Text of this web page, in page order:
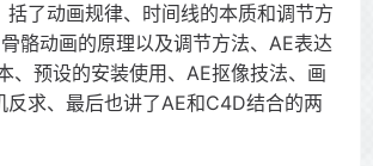
括了动画规律、时间线的本质和调节方
骼动画的原理以及调节方法、AE表达
、预设的安装使用、AE抠像技法、画
反求、最后也讲了AE和C4D结合的两